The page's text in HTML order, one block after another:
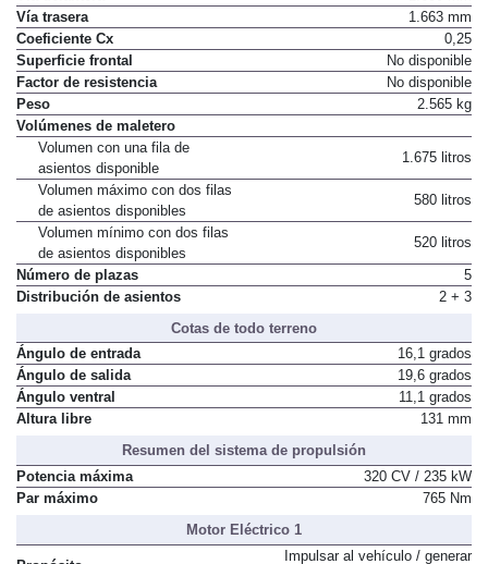
Vía delantera
1.650 mm
Vía trasera
1.663 mm
Coeficiente Cx
0,25
Superficie frontal
No disponible
Factor de resistencia
No disponible
Peso
Volúmenes de maletero
Volumen con una fila de
asientos disponible
Volumen máximo con dos filas
de asientos disponibles
Volumen mínimo con dos filas
de asientos disponibles
Número de plazas
5
Cotas de todo terreno
Ángulo de entrada
16,1 grados
Ángulo de salida
19,6 grados
Ángulo ventral
11,1 grados
Resumen del sistema de propulsión
Potencia máxima
320 CV / 235 kW
Motor Eléctrico 1